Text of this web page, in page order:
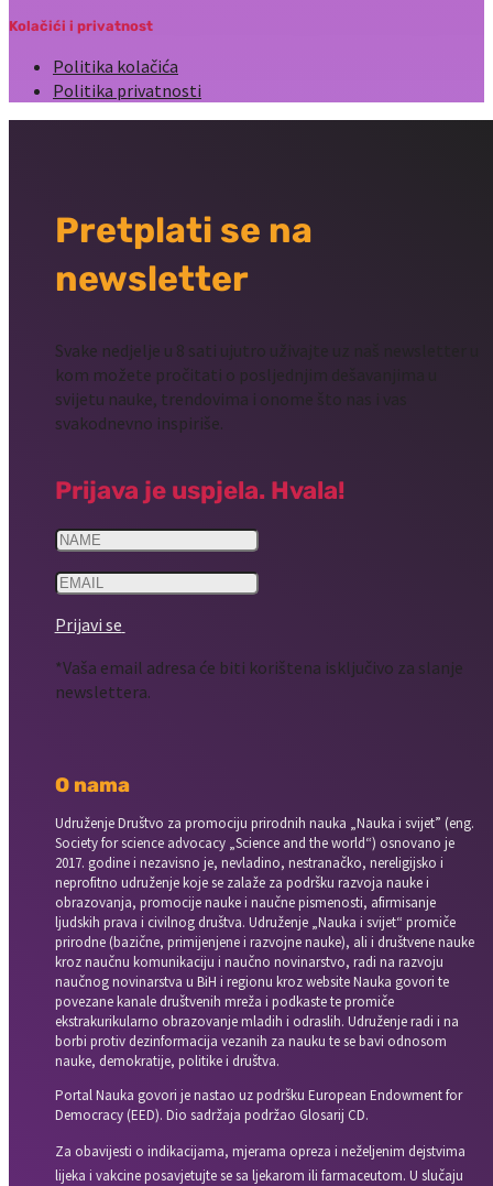
Kolačići i privatnost
Politika kolačića
Politika privatnosti
Pretplati se na
newsletter
Svake nedjelje u 8 sati ujutro uživajte uz naš newsletter u
kom možete pročitati o posljednjim dešavanjima u
svijetu nauke, trendovima i onome što nas i vas
svakodnevno inspiriše.
Prijava je uspjela. Hvala!
Prijavi se
*Vaša email adresa će biti korištena isključivo za slanje
newslettera.
O nama
Udruženje Društvo za promociju prirodnih nauka „Nauka i svijet” (eng.
Society for science advocacy „Science and the world“) osnovano je
2017. godine i nezavisno je, nevladino, nestranačko, nereligijsko i
neprofitno udruženje koje se zalaže za podršku razvoja nauke i
obrazovanja, promocije nauke i naučne pismenosti, afirmisanje
ljudskih prava i civilnog društva. Udruženje „Nauka i svijet“ promiče
prirodne (bazične, primijenjene i razvojne nauke), ali i društvene nauke
kroz naučnu komunikaciju i naučno novinarstvo, radi na razvoju
naučnog novinarstva u BiH i regionu kroz website Nauka govori te
povezane kanale društvenih mreža i podkaste te promiče
ekstrakurikularno obrazovanje mladih i odraslih. Udruženje radi i na
borbi protiv dezinformacija vezanih za nauku te se bavi odnosom
nauke, demokratije, politike i društva.
Portal Nauka govori je nastao uz podršku European Endowment for
Democracy (EED). Dio sadržaja podržao Glosarij CD.
Za obavijesti o indikacijama, mjerama opreza i neželjenim dejstvima
lijeka i vakcine posavjetujte se sa ljekarom ili farmaceutom. U slučaju